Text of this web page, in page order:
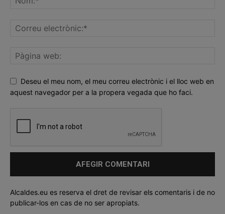
Deseu el meu nom, el meu correu electrònic i el lloc web en
aquest navegador per a la propera vegada que ho faci.
Alcaldes.eu es reserva el dret de revisar els comentaris i de no
publicar-los en cas de no ser apropiats.